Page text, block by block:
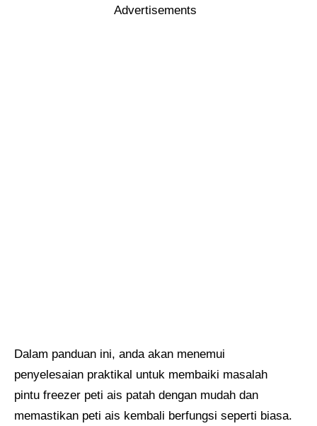
Advertisements
Dalam panduan ini, anda akan menemui
penyelesaian praktikal untuk membaiki masalah
pintu freezer peti ais patah dengan mudah dan
memastikan peti ais kembali berfungsi seperti biasa.